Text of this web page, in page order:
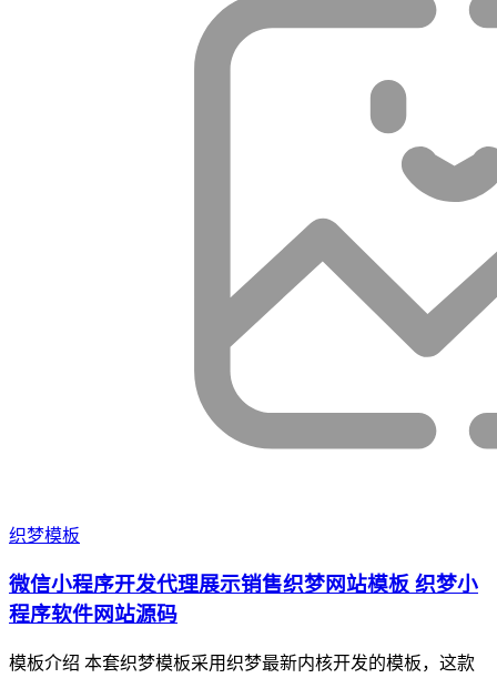
织梦模板
微信小程序开发代理展示销售织梦网站模板 织梦小
程序软件网站源码
模板介绍 本套织梦模板采用织梦最新内核开发的模板，这款